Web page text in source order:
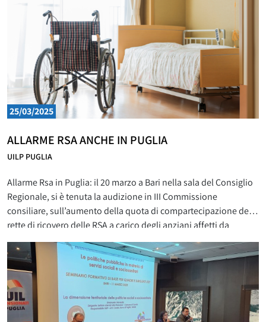
25/03/2025
ALLARME RSA ANCHE IN PUGLIA
UILP PUGLIA
Allarme Rsa in Puglia: il 20 marzo a Bari nella sala del Consiglio
Regionale, si è tenuta la audizione in III Commissione
consiliare, sull’aumento della quota di compartecipazione delle
rette di ricovero delle RSA a carico degli anziani affetti da
Alzheimer e delle persone non autosufficienti. Che sta creando
grandi difficoltà ai familiari che se